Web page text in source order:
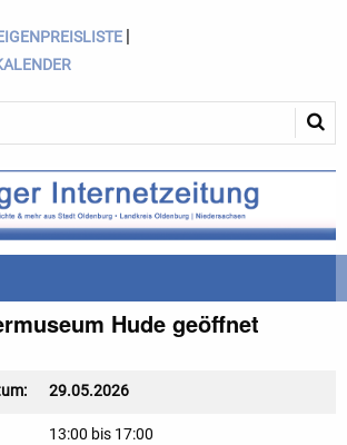
|
Hude geöffnet
29.05.2026
13:00 bis 17:00